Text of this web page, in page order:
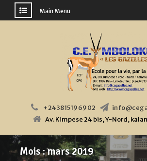
Main Menu
+243815196902
Av. Kimpese 24 bis, Y-Nord,
Mois :mars 2019